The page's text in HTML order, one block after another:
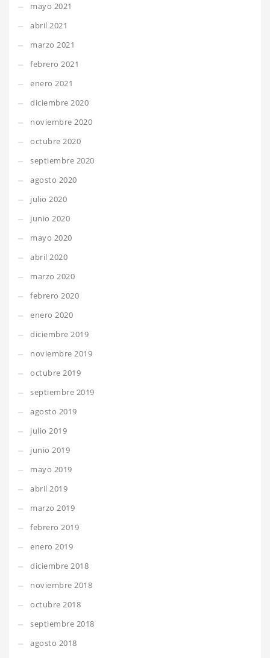
mayo 2021
abril 2021
marzo 2021
febrero 2021
enero 2021
diciembre 2020
noviembre 2020
octubre 2020
septiembre 2020
agosto 2020
julio 2020
junio 2020
mayo 2020
abril 2020
marzo 2020
febrero 2020
enero 2020
diciembre 2019
noviembre 2019
octubre 2019
septiembre 2019
agosto 2019
julio 2019
junio 2019
mayo 2019
abril 2019
marzo 2019
febrero 2019
enero 2019
diciembre 2018
noviembre 2018
octubre 2018
septiembre 2018
agosto 2018